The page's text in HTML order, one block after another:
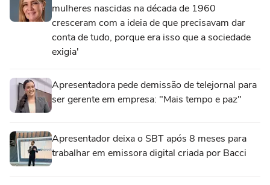
mulheres nascidas na década de 1960
cresceram com a ideia de que precisavam dar
conta de tudo, porque era isso que a sociedade
exigia'
Apresentadora pede demissão de telejornal para
ser gerente em empresa: "Mais tempo e paz"
Apresentador deixa o SBT após 8 meses para
trabalhar em emissora digital criada por Bacci